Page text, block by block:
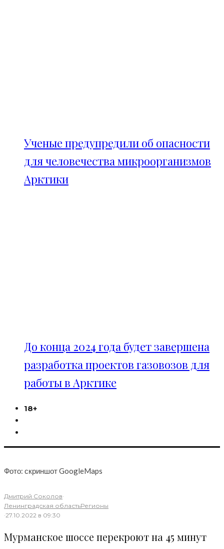
Ученые предупредили об опасности
для человечества микроорганизмов
Арктики
До конца 2024 года будет завершена
разработка проектов газовозов для
работы в Арктике
18+
Фото: скриншот GoogleMaps
Дмитрий Соколов·
Ленинградская областьРегионы
·27.10.2022 в 09:30
Мурманское шоссе перекроют на 45 минут